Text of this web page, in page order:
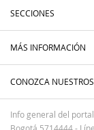
SECCIONES
MÁS INFORMACIÓN
CONOZCA
Info general del